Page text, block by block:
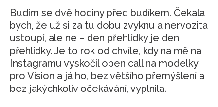
Budím se dvě hodiny před budíkem. Čekala
bych, že už si za tu dobu zvyknu a nervozita
ustoupí, ale ne – den přehlídky je den
přehlídky. Je to rok od chvíle, kdy na mě na
Instagramu vyskočil open call na modelky
pro Vision a já ho, bez většího přemýšlení a
bez jakýchkoliv očekávání, vyplnila.